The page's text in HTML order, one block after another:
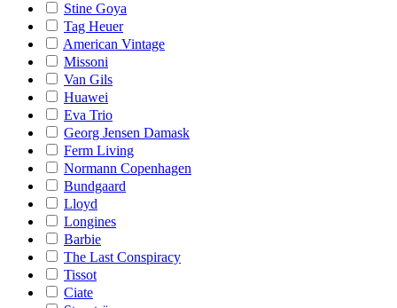
Stine Goya
Tag Heuer
American Vintage
Missoni
Van Gils
Huawei
Eva Trio
Georg Jensen Damask
Ferm Living
Normann Copenhagen
Bundgaard
Lloyd
Longines
Barbie
The Last Conspiracy
Tissot
Ciate